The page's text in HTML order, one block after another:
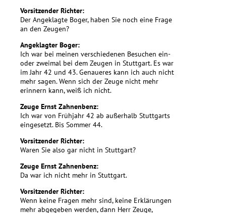
Vorsitzender Richter:
Der Angeklagte Boger, haben Sie noch eine Frage
an den Zeugen?
Angeklagter Boger:
Ich war bei meinen verschiedenen Besuchen ein-
oder zweimal bei dem Zeugen in Stuttgart. Es war
im Jahr 42 und 43. Genaueres kann ich auch nicht
mehr sagen. Wenn sich der Zeuge nicht mehr
erinnern kann, weiß ich nicht.
Zeuge Ernst Zahnenbenz:
Ich war von Frühjahr 42 ab außerhalb Stuttgarts
eingesetzt. Bis Sommer 44.
Vorsitzender Richter:
Waren Sie also gar nicht in Stuttgart?
Zeuge Ernst Zahnenbenz:
Da war ich nicht mehr in Stuttgart.
Vorsitzender Richter:
Wenn keine Fragen mehr sind, keine Erklärungen
mehr abgegeben werden, dann Herr Zeuge,